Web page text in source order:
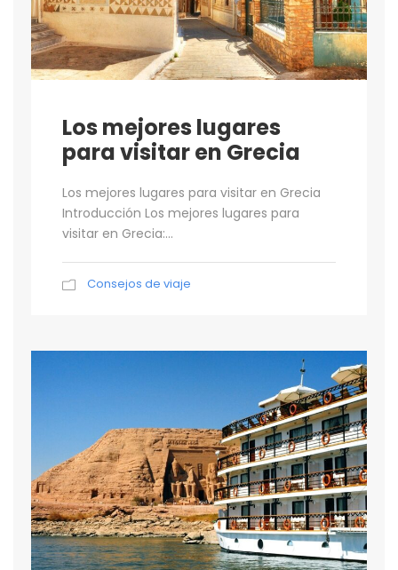
Los mejores lugares
para visitar en Grecia
Los mejores lugares para visitar en Grecia
Introducción Los mejores lugares para
visitar en Grecia:...
Consejos de viaje